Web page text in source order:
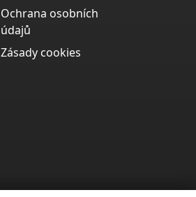
Ochrana osobních
údajů
Zásady cookies